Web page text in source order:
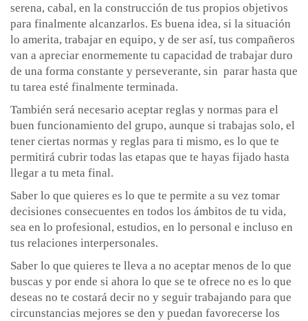
serena, cabal, en la construcción de tus propios objetivos
para finalmente alcanzarlos. Es buena idea, si la situación
lo amerita, trabajar en equipo, y de ser así, tus compañeros
van a apreciar enormemente tu capacidad de trabajar duro
de una forma constante y perseverante, sin parar hasta que
tu tarea esté finalmente terminada.
También será necesario aceptar reglas y normas para el
buen funcionamiento del grupo, aunque si trabajas solo, el
tener ciertas normas y reglas para ti mismo, es lo que te
permitirá cubrir todas las etapas que te hayas fijado hasta
llegar a tu meta final.
Saber lo que quieres es lo que te permite a su vez tomar
decisiones consecuentes en todos los ámbitos de tu vida,
sea en lo profesional, estudios, en lo personal e incluso en
tus relaciones interpersonales.
Saber lo que quieres te lleva a no aceptar menos de lo que
buscas y por ende si ahora lo que se te ofrece no es lo que
deseas no te costará decir no y seguir trabajando para que
circunstancias mejores se den y puedan favorecerse los